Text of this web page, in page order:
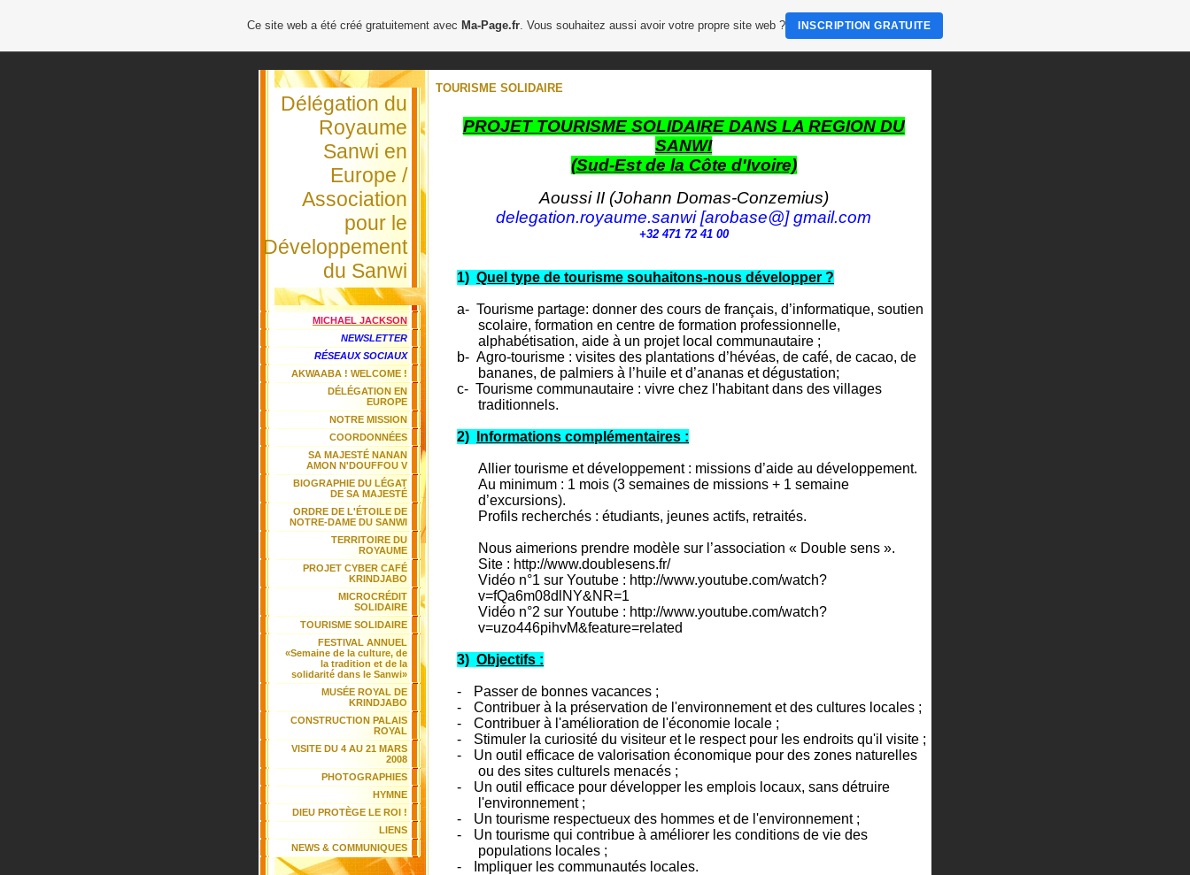
Délégation du
Royaume
Sanwi en
Europe /
Association
pour le
Développement
du Sanwi
MICHAEL JACKSON
NEWSLETTER
RÉSEAUX SOCIAUX
AKWAABA ! WELCOME !
DÉLÉGATION EN
EUROPE
NOTRE MISSION
COORDONNÉES
SA MAJESTÉ NANAN
AMON N'DOUFFOU V
BIOGRAPHIE DU LÉGAT
DE SA MAJESTÉ
ORDRE DE L'ÉTOILE DE
NOTRE-DAME DU SANWI
TERRITOIRE DU
ROYAUME
PROJET CYBER CAFÉ
KRINDJABO
MICROCRÉDIT
SOLIDAIRE
TOURISME SOLIDAIRE
FESTIVAL ANNUEL
«Semaine de la culture, de
la tradition et de la
solidarité dans le Sanwi»
MUSÉE ROYAL DE
KRINDJABO
CONSTRUCTION PALAIS
ROYAL
VISITE DU 4 AU 21 MARS
2008
PHOTOGRAPHIES
HYMNE
DIEU PROTÈGE LE ROI !
LIENS
NEWS & COMMUNIQUES
TOURISME SOLIDAIRE
PROJET TOURISME SOLIDAIRE DANS LA REGION DU
SANWI
(Sud-Est de la Côte d'Ivoire)
Aoussi II (Johann Domas-Conzemius)
delegation.royaume.sanwi [arobase@] gmail.com
+32 471 72 41 00
1) Quel type de tourisme souhaitons-nous développer ?
a- Tourisme partage: donner des cours de français, d’informatique, soutien
scolaire, formation en centre de formation professionnelle,
alphabétisation, aide à un projet local communautaire ;
b- Agro-tourisme : visites des plantations d’hévéas, de café, de cacao, de
bananes, de palmiers à l’huile et d’ananas et dégustation;
c- Tourisme communautaire : vivre chez l'habitant dans des villages
traditionnels.
2) Informations complémentaires :
Allier tourisme et développement : missions d’aide au développement.
Au minimum : 1 mois (3 semaines de missions + 1 semaine
d’excursions).
Profils recherchés : étudiants, jeunes actifs, retraités.
Nous aimerions prendre modèle sur l’association « Double sens ».
Site : http://www.doublesens.fr/
Vidéo n°1 sur Youtube : http://www.youtube.com/watch?
v=fQa6m08dlNY&NR=1
Vidéo n°2 sur Youtube : http://www.youtube.com/watch?
v=uzo446pihvM&feature=related
3) Objectifs :
-
Passer de bonnes vacances ;
-
Contribuer à la préservation de l'environnement et des cultures locales ;
-
Contribuer à l'amélioration de l'économie locale ;
-
Stimuler la curiosité du visiteur et le respect pour les endroits qu'il visite ;
-
Un outil efficace de valorisation économique pour des zones naturelles
ou des sites culturels menacés ;
-
Un outil efficace pour développer les emplois locaux, sans détruire
l'environnement ;
-
Un tourisme respectueux des hommes et de l'environnement ;
-
Un tourisme qui contribue à améliorer les conditions de vie des
populations locales ;
-
Impliquer les communautés locales.
Ce site web a été créé gratuitement avec Ma-Page.fr. Vous souhaitez aussi avoir votre propre site web ? INSCRIPTION GRATUITE